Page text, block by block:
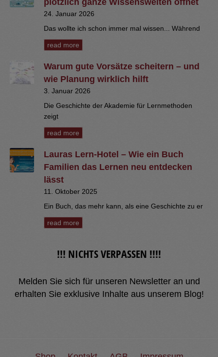
24. Januar 2026
Das wollte ich schon immer mal wissen... Während
read more
Warum gute Vorsätze scheitern – und
wie Planung wirklich hilft
3. Januar 2026
Die Geschichte der Akademie für Lernmethoden
zeigt
read more
Lauras Lern-Hotel – Wie ein Buch
Familien das Lernen neu entdecken
lässt
11. Oktober 2025
Ein Buch, das mehr kann, als eine Geschichte zu er
read more
!!! NICHTS VERPASSEN !!!!
Melden Sie sich für unseren Newsletter an und
erhalten Sie exklusive Inhalte aus unserem Blog!